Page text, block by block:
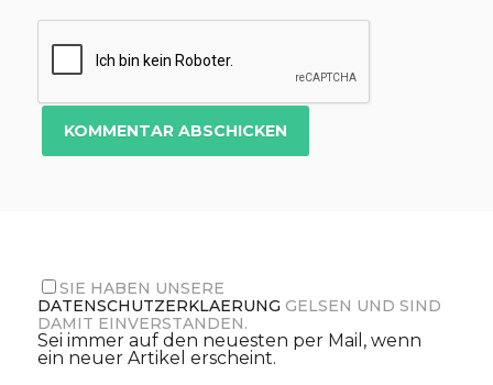
SIE HABEN UNSERE
DATENSCHUTZERKLAERUNG GELSEN UND SIND
DAMIT EINVERSTANDEN.
Sei immer auf den neuesten per Mail, wenn
ein neuer Artikel erscheint.